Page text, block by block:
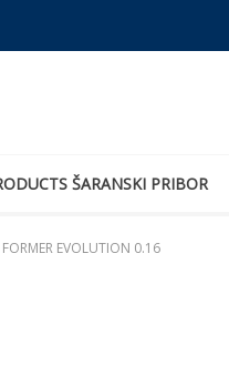
ŠARANSKI PRIBOR
EVOLUTION 0.16